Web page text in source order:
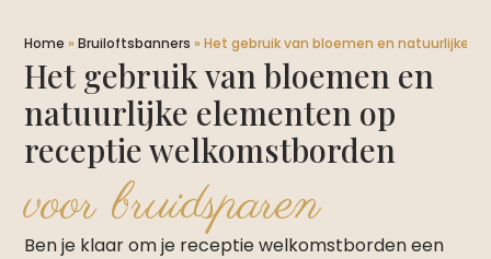
Home »Bruiloftsbanners »Het gebruik van bloemen en natuurlijke
Het gebruik van bloemen en
natuurlijke elementen op
receptie welkomstborden
voor bruidsparen
Ben je klaar om je receptie welkomstborden een